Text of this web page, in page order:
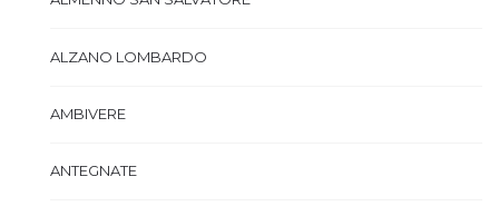
ALZANO LOMBARDO
AMBIVERE
ANTEGNATE